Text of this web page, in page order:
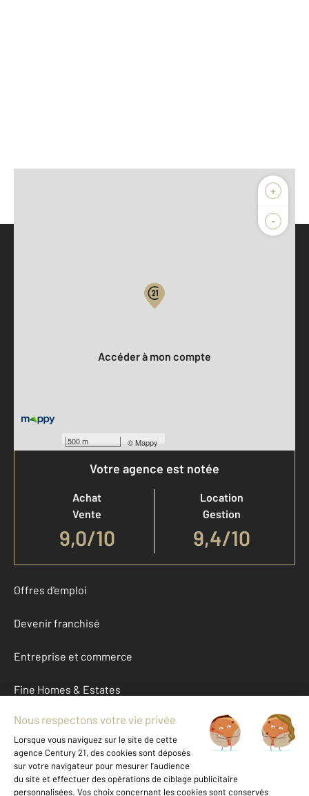
+
-
500 m ©Mappy
Accéder à mon compte
Votre agence est notée
Achat
Vente
9,0/10
Location
Gestion
9,4/10
Offres d'emploi
Devenir franchisé
Entreprise et commerce
Fine Homes & Estates
À propos
International
Nous contacter